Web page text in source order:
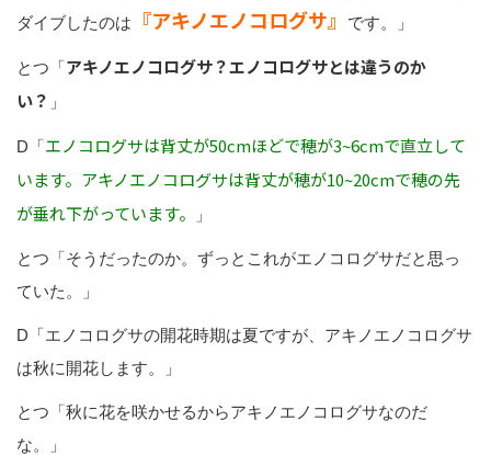
ダイブしたのは
『アキノエノコログサ』 です。」
とつ「アキノエノコログサ？エノコログサとは違うのか
い？ 」
D「エノコログサは背丈が50cmほどで穂が3~6cmで直立して
います。アキノエノコログサは背丈が穂が10~20cmで穂の先
が垂れ下がっています。
」
とつ「そうだったのか。ずっとこれがエノコログサだと思っ
ていた。」
D「エノコログサの開花時期は夏ですが、アキノエノコログサ
は秋に開花します。」
とつ「秋に花を咲かせるからアキノエノコログサなのだ
な。」